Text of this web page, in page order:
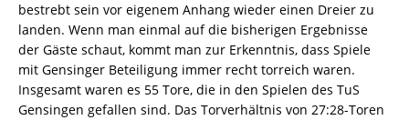
bestrebt sein vor eigenem Anhang wieder einen Dreier zu
landen. Wenn man einmal auf die bisherigen Ergebnisse
der Gäste schaut, kommt man zur Erkenntnis, dass Spiele
mit Gensinger Beteiligung immer recht torreich waren.
Insgesamt waren es 55 Tore, die in den Spielen des TuS
Gensingen gefallen sind. Das Torverhältnis von 27:28-Toren